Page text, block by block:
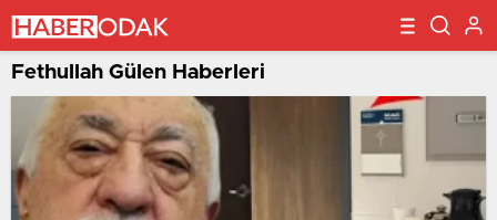
Fethullah Gülen Haberleri